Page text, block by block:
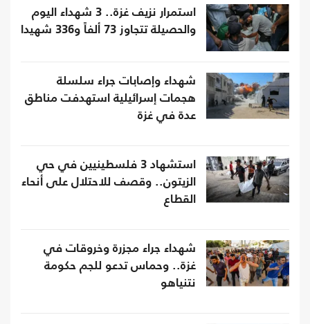
استمرار نزيف غزة.. 3 شهداء اليوم
والحصيلة تتجاوز 73 ألفاً و336 شهيدا
شهداء وإصابات جراء سلسلة
هجمات إسرائيلية استهدفت مناطق
عدة في غزة
استشهاد 3 فلسطينيين في حي
الزيتون.. وقصف للاحتلال على أنحاء
القطاع
شهداء جراء مجزرة وخروقات في
غزة.. وحماس تدعو للجم حكومة
نتنياهو